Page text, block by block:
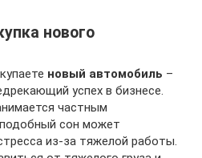
нового
новый автомобиль –
успех в бизнесе.
частным
сон может
из-за тяжелой работы.